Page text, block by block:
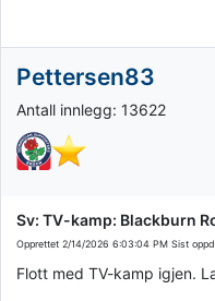
Pettersen83
Antall innlegg: 13622
Sv: TV-kamp: Blackburn
Opprettet 2/14/2026 6:03:04 PM Sist
Flott med TV-kamp igjen.